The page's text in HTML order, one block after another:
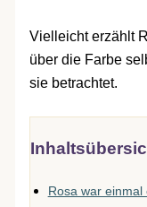
Vielleicht erzählt
über die Farbe
sie betrachtet.
Rosa war